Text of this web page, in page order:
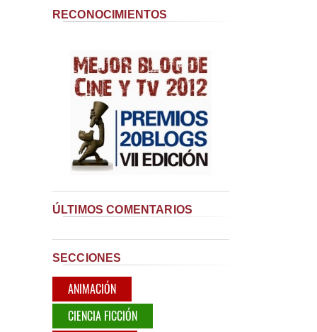
RECONOCIMIENTOS
ÚLTIMOS COMENTARIOS
SECCIONES
ANIMACIÓN
CIENCIA FICCIÓN